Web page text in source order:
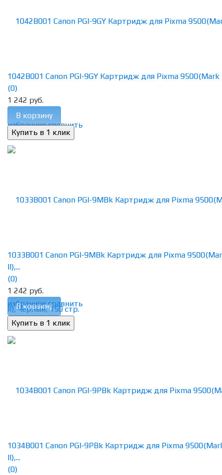
избранное сравнить
1042B001 Canon PGI-9GY Картридж для Pixma 9500(Mark
(0)
1 242 руб.
В корзину
избранное сравнить
1033B001 Canon PGI-9MBk Картридж для Pixma
II),...
(0)
1 242 руб.
В корзину
1034B001 Canon PGI-9PBk Картридж для Pixma
II),...
(0)